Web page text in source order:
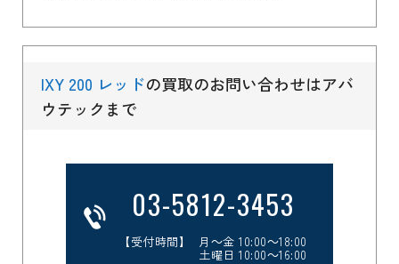
IXY 200 レッドの買取のお問い合わせはアバ
ウテックまで
03-5812-3453
【受付時間】 月～金 10:00～18:00
土曜日 10:00～16:00